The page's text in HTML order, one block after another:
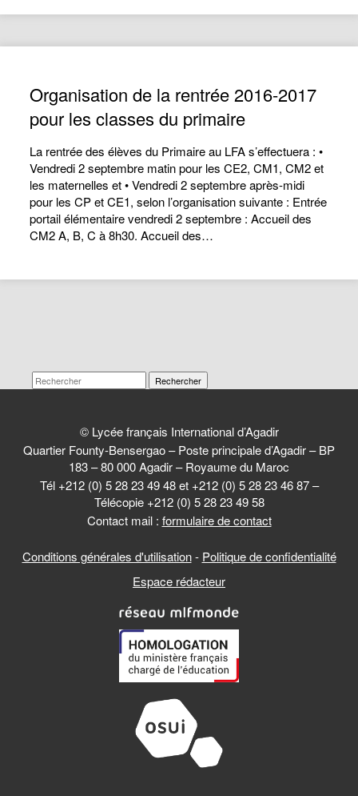
Organisation de la rentrée 2016-2017
pour les classes du primaire
La rentrée des élèves du Primaire au LFA s’effectuera : •
Vendredi 2 septembre matin pour les CE2, CM1, CM2 et
les maternelles et • Vendredi 2 septembre après-midi
pour les CP et CE1, selon l’organisation suivante : Entrée
portail élémentaire vendredi 2 septembre : Accueil des
CM2 A, B, C à 8h30. Accueil des…
Rechercher
© Lycée français International d’Agadir
Quartier Founty-Bensergao – Poste principale d’Agadir – BP
183 – 80 000 Agadir – Royaume du Maroc
Tél +212 (0) 5 28 23 49 48 et +212 (0) 5 28 23 46 87 –
Télécopie +212 (0) 5 28 23 49 58
Contact mail : formulaire de contact
Conditions générales d'utilisation- Politique de confidentialité
Espace rédacteur